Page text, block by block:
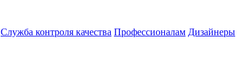
Служба контроля качества Профессионалам Дизайнеры